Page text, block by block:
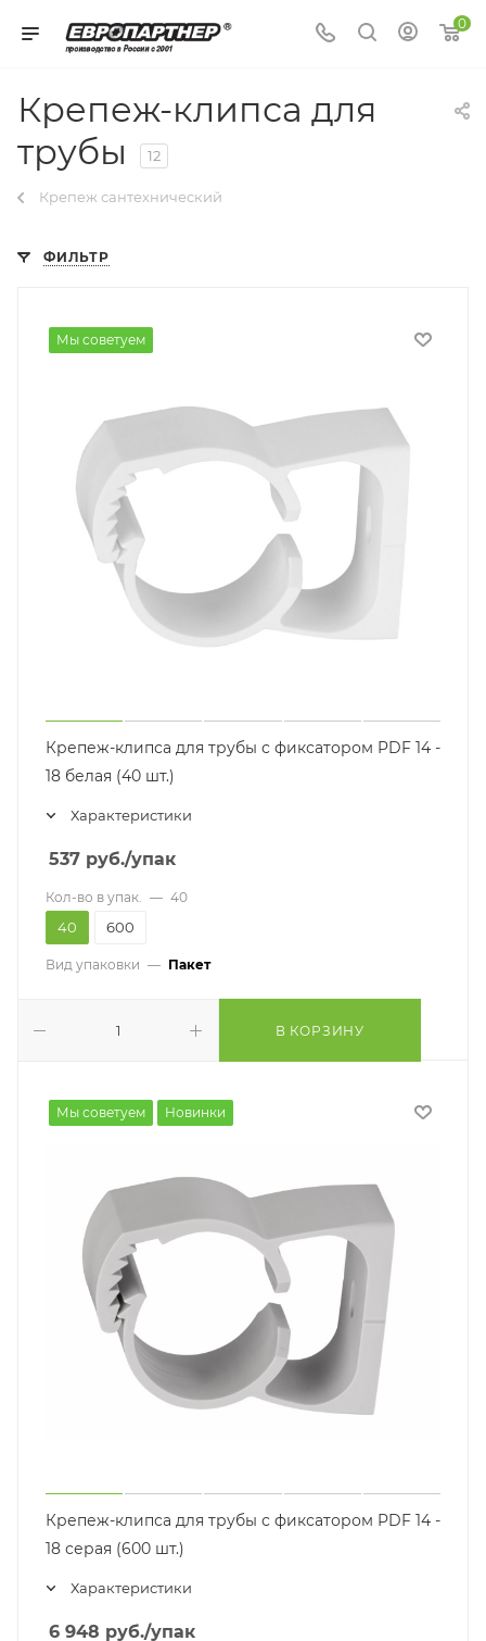
0
Крепеж-клипса для
трубы
12
Крепеж сантехнический
ФИЛЬТР
Мы советуем
Крепеж-клипса для трубы с фиксатором PDF 14 -
18 белая (40 шт.)
Характеристики
537 руб./упак
Кол-во в упак. — 40
40 600
Вид упаковки — Пакет
В КОРЗИНУ
Мы советуем Новинки
Крепеж-клипса для трубы с фиксатором PDF 14 -
18 серая (600 шт.)
Характеристики
6 948 руб./упак